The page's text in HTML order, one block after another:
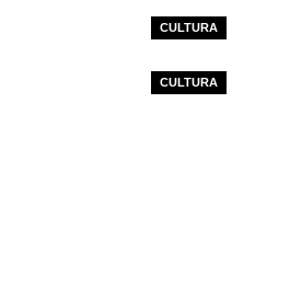
CULTURA
CULTURA